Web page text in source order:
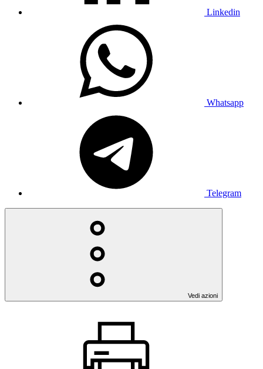
Linkedin
Whatsapp
Telegram
Vedi azioni